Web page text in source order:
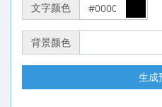
文字颜色
背景颜色
生成